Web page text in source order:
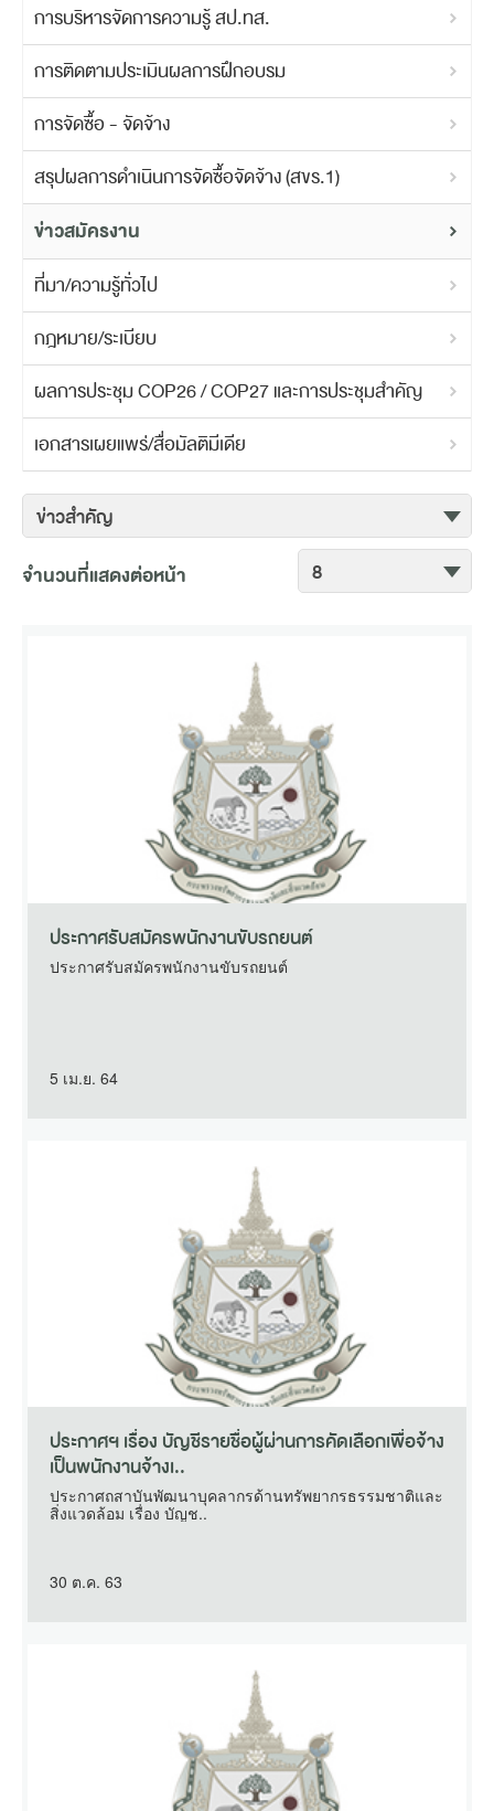
การบริหารจัดการความรู้ สป.ทส.
การติดตามประเมินผลการฝึกอบรม
การจัดซื้อ - จัดจ้าง
สรุปผลการดำเนินการจัดซื้อจัดจ้าง (สขร.1)
ข่าวสมัครงาน
ที่มา/ความรู้ทั่วไป
กฎหมาย/ระเบียบ
ผลการประชุม COP26 / COP27 และการประชุมสำคัญ
เอกสารเผยแพร่/สื่อมัลติมีเดีย
จำนวนที่แสดงต่อหน้า
ประกาศรับสมัครพนักงานขับรถยนต์
ประกาศรับสมัครพนักงานขับรถยนต์
5 เม.ย. 64
ประกาศฯ เรื่อง บัญชีรายชื่อผู้ผ่านการคัดเลือกเพื่อจ้าง
เป็นพนักงานจ้างเ..
ประกาศถสาบันพัฒนาบุคลากรด้านทรัพยากรธรรมชาติและ
สิ่งแวดล้อม เรื่อง บัญช..
30 ต.ค. 63